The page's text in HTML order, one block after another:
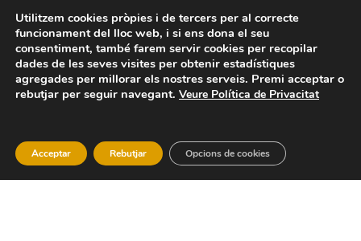
Política de cookiesFormularis d’exercici de drets
Canal de denúncies
Utilitzem cookies pròpies i de tercers per al correcte
funcionament del lloc web, i si ens dona el seu
consentiment, també farem servir cookies per recopilar
dades de les seves visites per obtenir estadístiques
agregades per millorar els nostres serveis. Premi acceptar o
rebutjar per seguir navegant. Veure Política de Privacitat
Acceptar Rebutjar Opcions de cookies